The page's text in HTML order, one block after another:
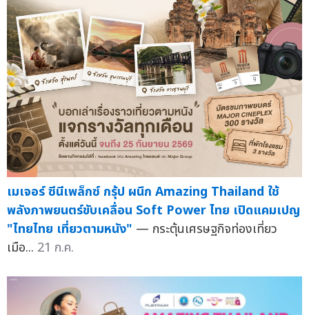
เมเจอร์ ซีนีเพล็กซ์ กรุ้ป ผนึก Amazing Thailand ใช้
พลังภาพยนตร์ขับเคลื่อน Soft Power ไทย เปิดแคมเปญ
"ไทยไทย เที่ยวตามหนัง" — กระตุ้นเศรษฐกิจท่องเที่ยว
เมือ... 21 ก.ค.